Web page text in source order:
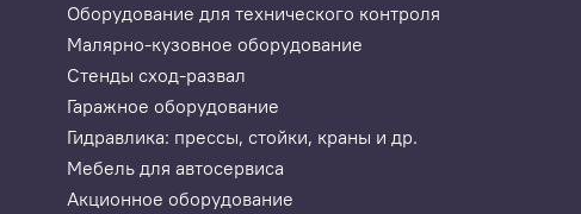
Оборудование для технического контроля
Малярно-кузовное оборудование
Стенды сход-развал
Гаражное оборудование
Гидравлика: прессы, стойки, краны и др.
Мебель для автосервиса
Акционное оборудование